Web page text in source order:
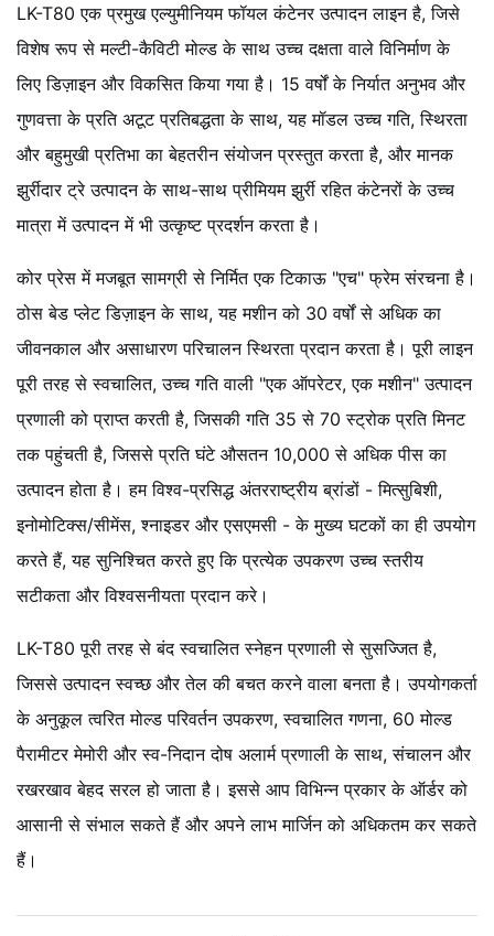
LK-T80 एक प्रमुख एल्युमीनियम फॉयल कंटेनर उत्पादन लाइन है, जिसे
विशेष रूप से मल्टी-कैविटी मोल्ड के साथ उच्च दक्षता वाले विनिर्माण के
लिए डिज़ाइन और विकसित किया गया है। 15 वर्षों के निर्यात अनुभव और
गुणवत्ता के प्रति अटूट प्रतिबद्धता के साथ, यह मॉडल उच्च गति, स्थिरता
और बहुमुखी प्रतिभा का बेहतरीन संयोजन प्रस्तुत करता है, और मानक
झुर्रीदार ट्रे उत्पादन के साथ-साथ प्रीमियम झुर्री रहित कंटेनरों के उच्च
मात्रा में उत्पादन में भी उत्कृष्ट प्रदर्शन करता है।
कोर प्रेस में मजबूत सामग्री से निर्मित एक टिकाऊ "एच" फ्रेम संरचना है।
ठोस बेड प्लेट डिज़ाइन के साथ, यह मशीन को 30 वर्षों से अधिक का
जीवनकाल और असाधारण परिचालन स्थिरता प्रदान करता है। पूरी लाइन
पूरी तरह से स्वचालित, उच्च गति वाली "एक ऑपरेटर, एक मशीन" उत्पादन
प्रणाली को प्राप्त करती है, जिसकी गति 35 से 70 स्ट्रोक प्रति मिनट
तक पहुंचती है, जिससे प्रति घंटे औसतन 10,000 से अधिक पीस का
उत्पादन होता है। हम विश्व-प्रसिद्ध अंतरराष्ट्रीय ब्रांडों - मित्सुबिशी,
इनोमोटिक्स/सीमेंस, श्नाइडर और एसएमसी - के मुख्य घटकों का ही उपयोग
करते हैं, यह सुनिश्चित करते हुए कि प्रत्येक उपकरण उच्च स्तरीय
सटीकता और विश्वसनीयता प्रदान करे।
LK-T80 पूरी तरह से बंद स्वचालित स्नेहन प्रणाली से सुसज्जित है,
जिससे उत्पादन स्वच्छ और तेल की बचत करने वाला बनता है। उपयोगकर्ता
के अनुकूल त्वरित मोल्ड परिवर्तन उपकरण, स्वचालित गणना, 60 मोल्ड
पैरामीटर मेमोरी और स्व-निदान दोष अलार्म प्रणाली के साथ, संचालन और
रखरखाव बेहद सरल हो जाता है। इससे आप विभिन्न प्रकार के ऑर्डर को
आसानी से संभाल सकते हैं और अपने लाभ मार्जिन को अधिकतम कर सकते
हैं।